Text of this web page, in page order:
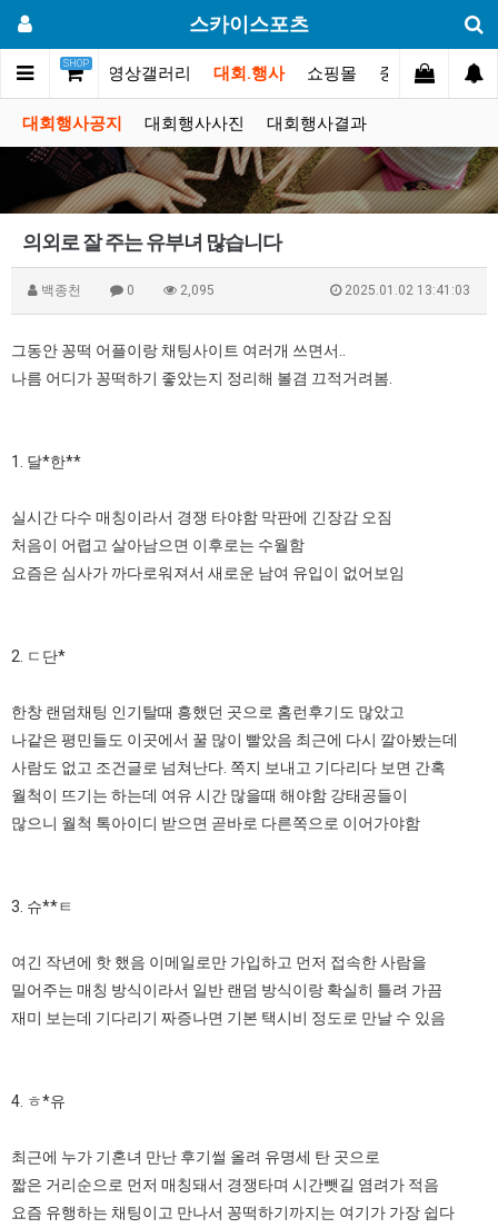
스카이스포츠
SHOP
스토리 동영상갤러리 대회.행사 쇼핑몰 중고장터 고
대회행사공지 대회행사사진 대회행사결과
의외로 잘 주는 유부녀 많습니다
백종천 0 2,095 2025.01.02 13:41:03
그동안 꽁떡 어플이랑 채팅사이트 여러개 쓰면서..
나름 어디가 꽁떡하기 좋았는지 정리해 볼겸 끄적거려봄.
1. 달*한**
실시간 다수 매칭이라서 경쟁 타야함 막판에 긴장감 오짐
처음이 어렵고 살아남으면 이후로는 수월함
요즘은 심사가 까다로워져서 새로운 남여 유입이 없어보임
2. ㄷ단*
한창 랜덤채팅 인기탈때 흥했던 곳으로 홈런후기도 많았고
나같은 평민들도 이곳에서 꿀 많이 빨았음 최근에 다시 깔아봤는데
사람도 없고 조건글로 넘쳐난다. 쪽지 보내고 기다리다 보면 간혹
월척이 뜨기는 하는데 여유 시간 많을때 해야함 강태공들이
많으니 월척 톡아이디 받으면 곧바로 다른쪽으로 이어가야함
3. 슈**ㅌ
여긴 작년에 핫 했음 이메일로만 가입하고 먼저 접속한 사람을
밀어주는 매칭 방식이라서 일반 랜덤 방식이랑 확실히 틀려 가끔
재미 보는데 기다리기 짜증나면 기본 택시비 정도로 만날 수 있음
4. ㅎ*유
최근에 누가 기혼녀 만난 후기썰 올려 유명세 탄 곳으로
짧은 거리순으로 먼저 매칭돼서 경쟁타며 시간뺏길 염려가 적음
요즘 유행하는 채팅이고 만나서 꽁떡하기까지는 여기가 가장 쉽다